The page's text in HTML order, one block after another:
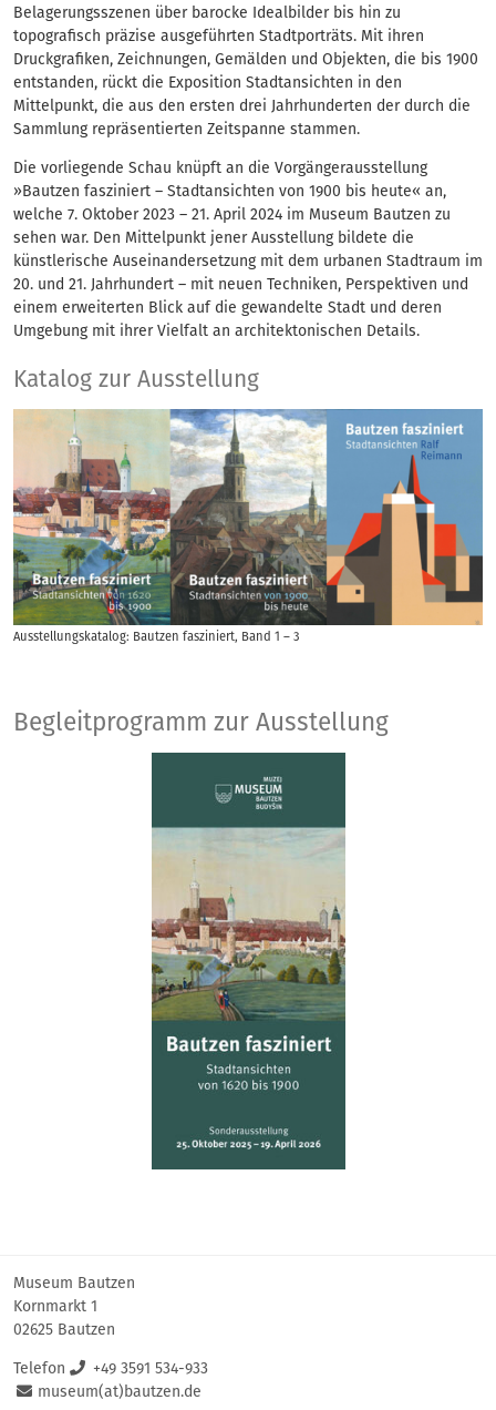
Belagerungsszenen über barocke Idealbilder bis hin zu
topografisch präzise ausgeführten Stadtporträts. Mit ihren
Druckgrafiken, Zeichnungen, Gemälden und Objekten, die bis 1900
entstanden, rückt die Exposition Stadtansichten in den
Mittelpunkt, die aus den ersten drei Jahrhunderten der durch die
Sammlung repräsentierten Zeitspanne stammen.
Die vorliegende Schau knüpft an die Vorgängerausstellung
»Bautzen fasziniert – Stadtansichten von 1900 bis heute« an,
welche 7. Oktober 2023 – 21. April 2024 im Museum Bautzen zu
sehen war. Den Mittelpunkt jener Ausstellung bildete die
künstlerische Auseinandersetzung mit dem urbanen Stadtraum im
20. und 21. Jahrhundert – mit neuen Techniken, Perspektiven und
einem erweiterten Blick auf die gewandelte Stadt und deren
Umgebung mit ihrer Vielfalt an architektonischen Details.
Katalog zur Ausstellung
Ausstellungskatalog: Bautzen fasziniert, Band 1 – 3
Begleitprogramm zur Ausstellung
Museum Bautzen
Kornmarkt 1
02625 Bautzen
Telefon
+49 3591 534-933
museum(at)bautzen.de